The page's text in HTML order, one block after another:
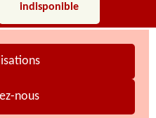
indisponible
nous